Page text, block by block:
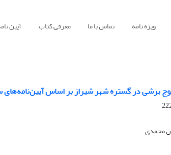
ویژه نامه تماس با ما معرفی کتاب آیین
برشی در گستره شهر شیراز بر اساس آیین‌نامه‌های
محمدی